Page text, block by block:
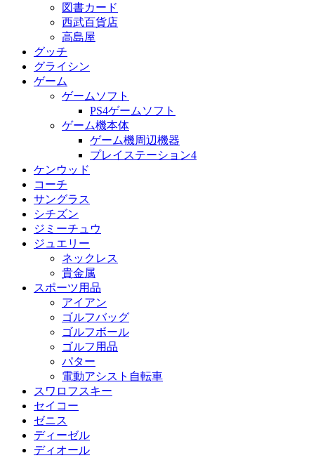
図書カード
西武百貨店
高島屋
グッチ
グライシン
ゲーム
ゲームソフト
PS4ゲームソフト
ゲーム機本体
ゲーム機周辺機器
プレイステーション4
ケンウッド
コーチ
サングラス
シチズン
ジミーチュウ
ジュエリー
ネックレス
貴金属
スポーツ用品
アイアン
ゴルフバッグ
ゴルフボール
ゴルフ用品
パター
電動アシスト自転車
スワロフスキー
セイコー
ゼニス
ディーゼル
ディオール